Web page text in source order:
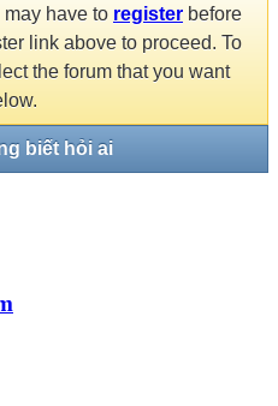
have to register before
link above to proceed. To
the forum that you want
biết hỏi ai